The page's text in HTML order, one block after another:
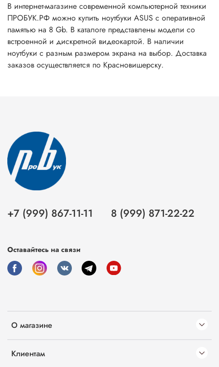
В интернет-магазине современной компьютерной техники
ПРОБУК.РФ можно купить ноутбуки ASUS с оперативной
памятью на 8 Gb. В каталоге представлены модели со
встроенной и дискретной видеокартой. В наличии
ноутбуки с разным размером экрана на выбор. Доставка
заказов осуществляется по Красновишерску.
О магазине
Клиентам
+7 (999) 867-11-11 8 (999) 871-22-22
Оставайтесь на связи